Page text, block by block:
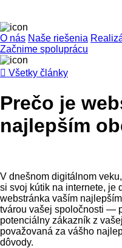
O nás Naše riešenia
Začnime spoluprácu
 Všetky články
Prečo je
najlepším
V dnešnom digitálnom
si svoj kútik na internete, je
webstránka vaším
tvárou vašej spoločnosti —
potenciálny zákazník z
považovaná za vášho
dôvody.